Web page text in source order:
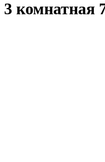
3 комнатная